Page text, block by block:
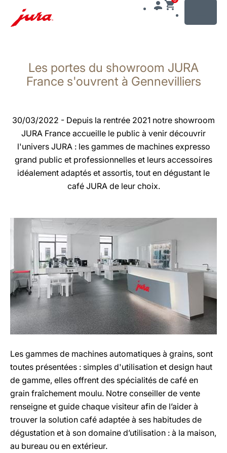
contenu
Afficher
Les portes du showroom JURA
France s'ouvrent à Gennevilliers
30/03/2022 - Depuis la rentrée 2021 notre showroom
JURA France accueille le public à venir découvrir
l'univers JURA : les gammes de machines expresso
grand public et professionnelles et leurs accessoires
idéalement adaptés et assortis, tout en dégustant le
café JURA de leur choix.
Les gammes de machines automatiques à grains, sont
toutes présentées : simples d'utilisation et design haut
de gamme, elles offrent des spécialités de café en
grain fraîchement moulu. Notre conseiller de vente
renseigne et guide chaque visiteur afin de l’aider à
trouver la solution café adaptée à ses habitudes de
dégustation et à son domaine d’utilisation : à la maison,
au bureau ou en extérieur.